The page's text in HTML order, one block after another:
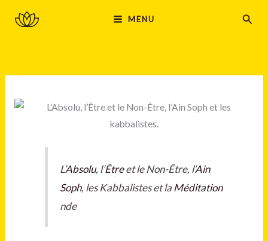
MAIN
MENU
L’Absolu, l’Êtreet le Non-Être, l’Ain
Soph, les Kabbalistes et laMéditation
nde